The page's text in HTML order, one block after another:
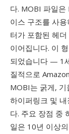
다. MOBI 파일은
이스 구조를 사
터가 포함된 헤
이어집니다. 이
되었습니다 — 1
질적으로
MOBI는 굵게, 기
하이퍼링크 및
다. 주요 장점 중
일은 10년 이상